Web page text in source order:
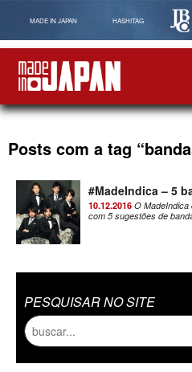
MADE IN JAPAN HASHITAG
Posts com a tag
#MadeIndica – 5
10.12.2016 O MadeIndica
com 5 sugestões de
PESQUISAR NO SITE